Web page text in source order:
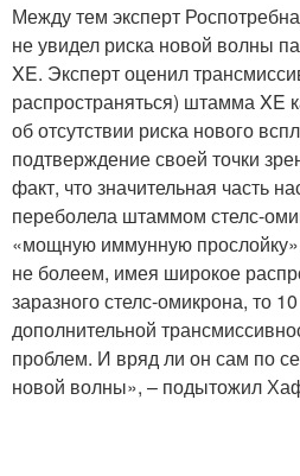
Между тем эксперт
не увидел риска новой волны
XE. Эксперт оценил
распространяться) штамма XE
об отсутствии риска нового
подтверждение своей точки
факт, что значительная часть
переболела штаммом стелс-
«мощную иммунную
не болеем, имея широкое
заразного стелс-омикрона, то
дополнительной
проблем. И вряд ли он сам по
новой волны», – подытожил